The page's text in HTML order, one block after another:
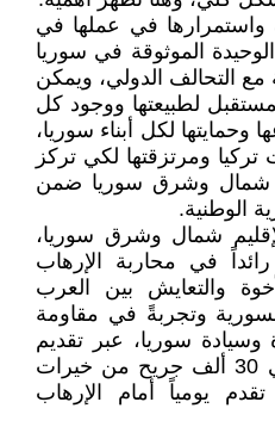
واستمرارها في عملها في
الموثوقة في سوريا
التحالف الدولي، ويمكن
لطبيعتها ووجود كل
وحمايتها لكل أبناء سوريا،
ومرتزقتها لكي تركز
شمال وشرق سوريا ضمن
الوطنية.
لإقليم شمال وشرق سوريا،
في محاربة الإرهاب
والتعايش بين العرب
وتجربةً في مقاومة
وسيادة سوريا، عبر تقديم
حوالي 14 ألف شهيد وحوالي 30 ألف جريح من خيرات
تقدم يومياً أمام الإرهاب